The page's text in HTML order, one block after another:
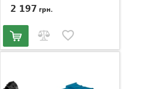
2 197 грн.